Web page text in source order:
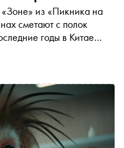
«Зоне» из «Пикника на
сметают с полок
годы в Китае